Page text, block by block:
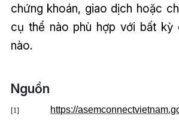
chứng khoán, giao dịch hoặc
cụ thể nào phù hợp với bất kỳ
nào.
Nguồn
[1]
https://